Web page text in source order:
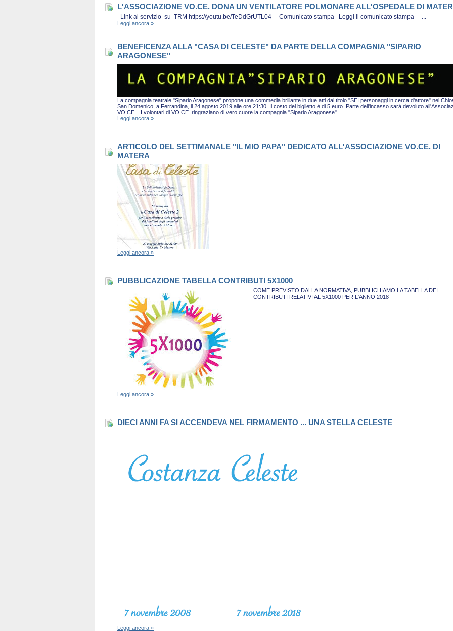
L'ASSOCIAZIONE VO.CE. DONA UN VENTILATORE POLMONARE ALL'OSPEDALE DI
Link al servizio su TRM https://youtu.be/TeDdGrUTL04 Comunicato stampa Leggi il comunicato stampa ...
Leggi ancora »
BENEFICENZA ALLA "CASA DI CELESTE" DA PARTE DELLA COMPAGNIA "SIPARIO
ARAGONESE"
La compagnia teatrale "Sipario Aragonese" propone una commedia brillante in due atti dal titolo "SEI personaggi in cerca d'attore" nel
San Domenico, a Ferrandina, il 24 agosto 2019 alle ore 21:30. Il costo del biglietto è di 5 euro. Parte dell'incasso sarà devoluto
VO.CE .. I volontari di VO.CE. ringraziano di vero cuore la compagnia "Sipario Aragonese"
Leggi ancora »
ARTICOLO DEL SETTIMANALE "IL MIO PAPA" DEDICATO ALL'ASSOCIAZIONE VO.CE. DI
MATERA
Leggi ancora »
PUBBLICAZIONE TABELLA CONTRIBUTI 5X1000
COME PREVISTO DALLA NORMATIVA, PUBBLICHIAMO LA TABELLA DEI
CONTRIBUTI RELATIVI AL 5X1000 PER L'ANNO 2018
Leggi ancora »
DIECI ANNI FA SI ACCENDEVA NEL FIRMAMENTO ... UNA STELLA CELESTE
Leggi ancora »